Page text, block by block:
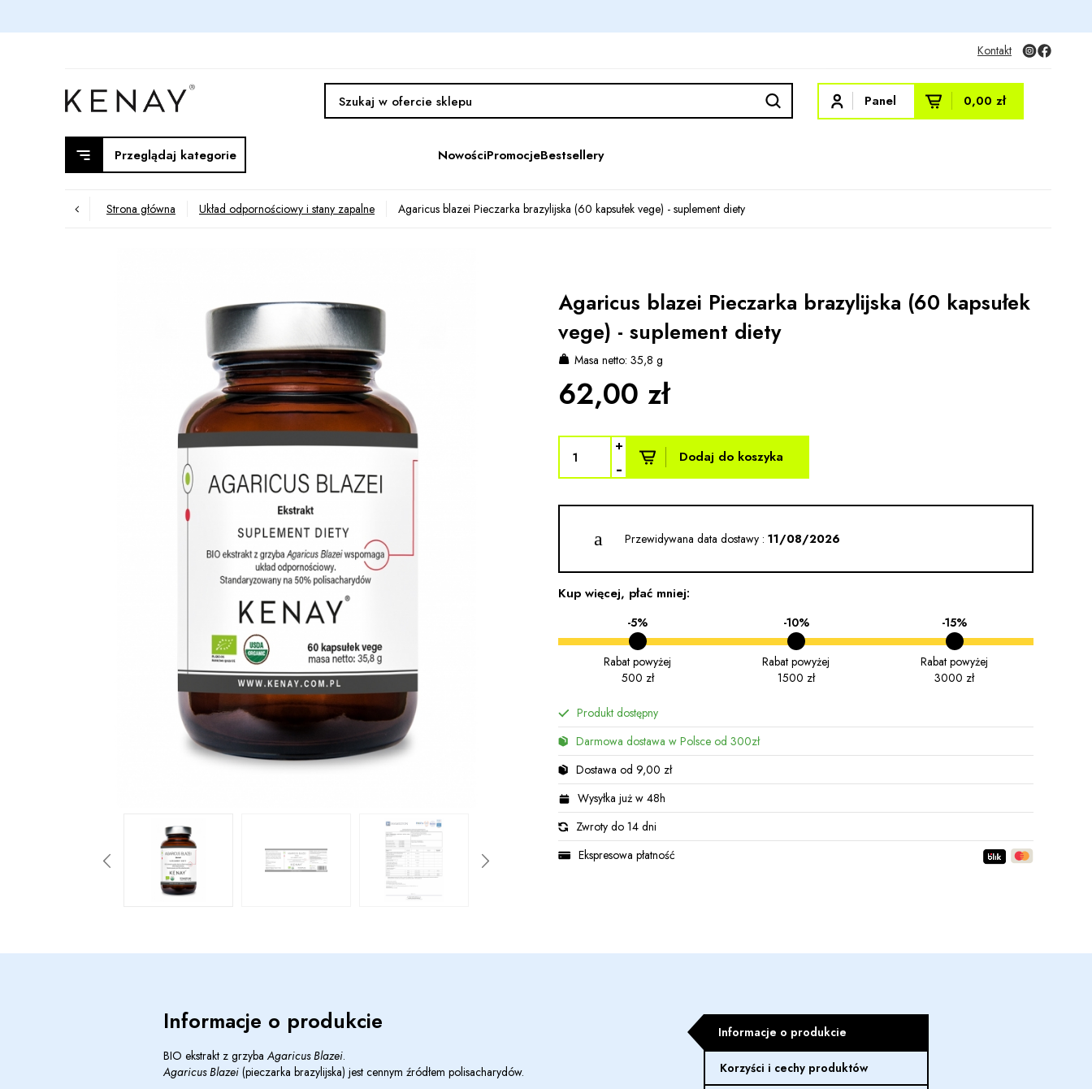
Kontakt
Panel 0,00 zł
Przeglądaj kategorie NowościPromocjeBestsellery
Strona główna Układ odpornościowy i stany zapalne Agaricus blazei Pieczarka brazylijska (60 kapsułek vege) - suplement diety
Agaricus blazei Pieczarka brazylijska (60 kapsułek
vege) - suplement diety
Masa netto: 35,8 g
62,00 zł
+
- Dodaj do koszyka
Przewidywana data dostawy : 11/08/2026
Kup więcej, płać mniej:
-5%
Rabat powyżej
500 zł
-10%
Rabat powyżej
1500 zł
-15%
Rabat powyżej
3000 zł
Produkt dostępny
Darmowa dostawa w Polsce od 300zł
Dostawa od 9,00 zł
Wysyłka już w 48h
Zwroty do 14 dni
Ekspresowa płatność
Informacje o produkcie
BIO ekstrakt z grzybaAgaricus Blazei.
Agaricus Blazei (pieczarka brazylijska) jest cennym źródłem polisacharydów.
Informacje o produkcie
Korzyści i cechy produktów